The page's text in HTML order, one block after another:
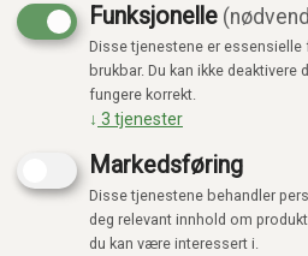
Produkter
Kategorier
Funksjonelle
Disse tjenestene er
brukbar. Du kan ikke deaktivere
fungere korrekt.
↓ 3 tjenester
Markedsføring
Disse tjenestene behandler
deg relevant innhold om
du kan være interessert i.